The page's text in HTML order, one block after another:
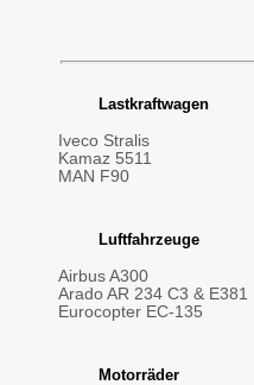
Lastkraftwagen
Iveco Stralis
Kamaz 5511
MAN F90
Luftfahrzeuge
Airbus A300
Arado AR 234 C3 & E381
Eurocopter EC-135
Motorräder